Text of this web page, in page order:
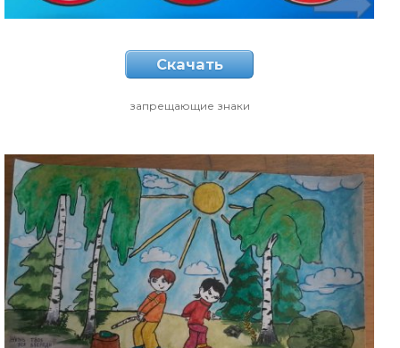
Скачать
запрещающие знаки